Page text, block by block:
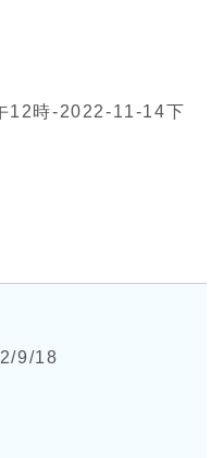
12時-2022-11-14下
9/18